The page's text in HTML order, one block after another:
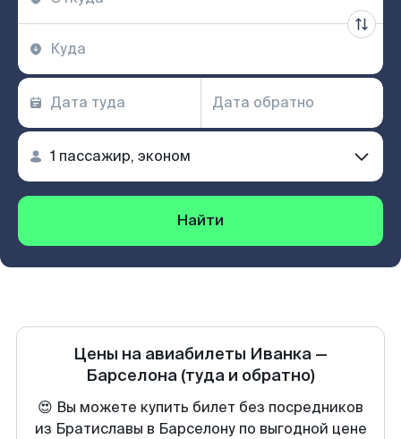
Найти
Цены на авиабилеты Иванка —
Барселона (туда и обратно)
😍 Вы можете купить билет без посредников
из Братиславы в Барселону по выгодной цене